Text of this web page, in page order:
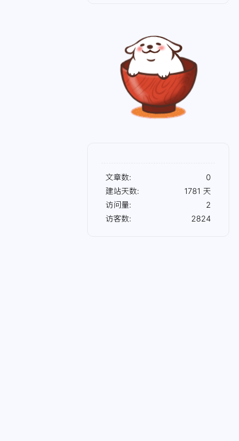
文章数:
0
建站天数:
1781 天
访问量:
2
访客数:
2824